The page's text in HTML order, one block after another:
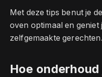
Met deze tips benut je
oven optimaal en geniet
zelfgemaakte gerechten.
Hoe